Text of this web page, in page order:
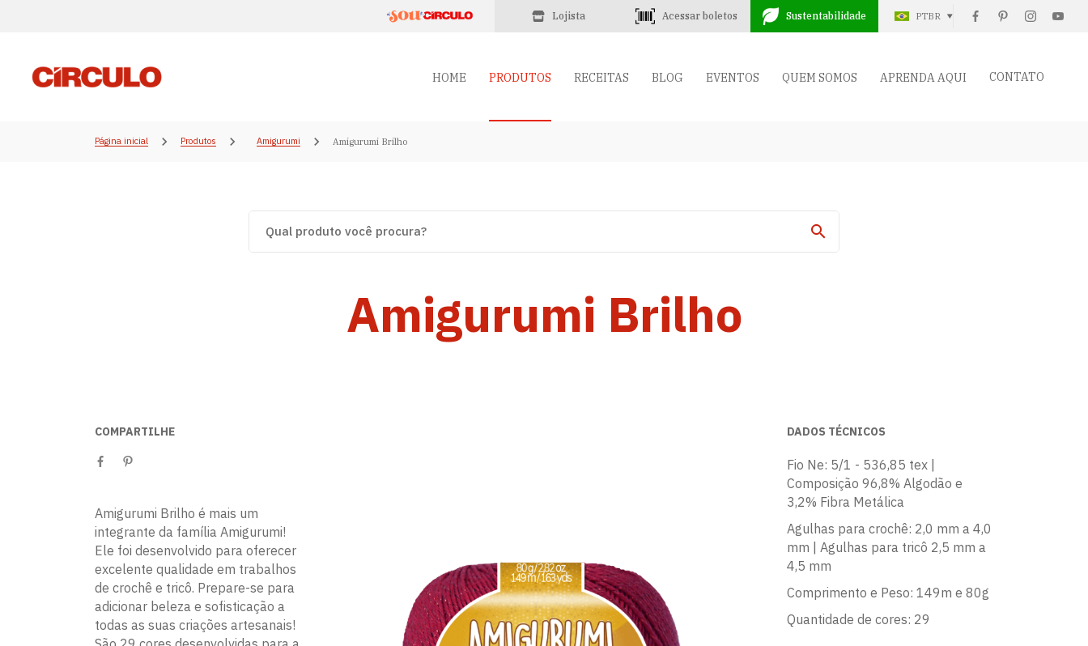
Lojista Acessar boletos Sustentabilidade PTBR
HOME PRODUTOS RECEITAS BLOG EVENTOS QUEM SOMOS APRENDA AQUI CONTATO
Página inicial Produtos Amigurumi Amigurumi Brilho
Amigurumi Brilho
COMPARTILHE
Amigurumi Brilho é mais um
integrante da família Amigurumi!
Ele foi desenvolvido para oferecer
excelente qualidade em trabalhos
de crochê e tricô. Prepare-se para
adicionar beleza e sofisticação a
todas as suas criações artesanais!
DADOS TÉCNICOS
Fio Ne: 5/1 - 536,85 tex |
Composição 96,8% Algodão e
3,2% Fibra Metálica
Agulhas para crochê: 2,0 mm a 4,0
mm | Agulhas para tricô 2,5 mm a
4,5 mm
Comprimento e Peso: 149m e 80g
Quantidade de cores: 29